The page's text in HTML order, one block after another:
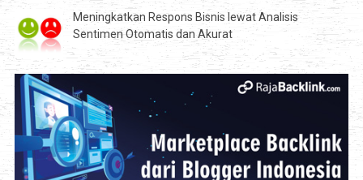
Meningkatkan Respons Bisnis lewat Analisis
Sentimen Otomatis dan Akurat